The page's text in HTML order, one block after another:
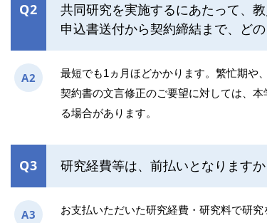
Q2
共同研究を実施するにあたって、
申込書送付から契約締結まで、ど
A2
最短でも1ヵ月ほどかかります。繁忙期や
契約書の文言修正のご要望に対しては、
る場合があります。
Q3 研究経費等は、前払いとなります
A3
お支払いただいた研究経費・研究料で研